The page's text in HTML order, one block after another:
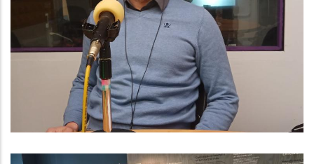
Triadú, Responsable De Medi
Ambient I Residus Del Consell
Comarcal Del Baix Penedès
Medi